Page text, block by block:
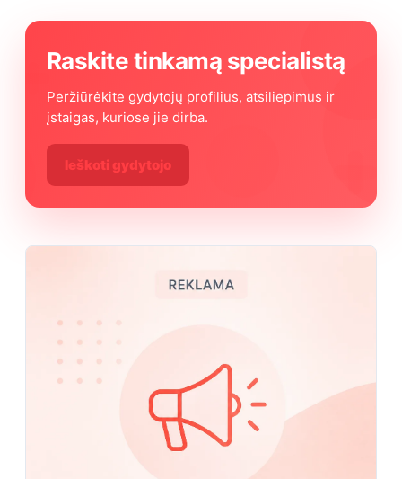
Raskite tinkamą specialistą
Peržiūrėkite gydytojų profilius, atsiliepimus ir
įstaigas, kuriose jie dirba.
Ieškoti gydytojo